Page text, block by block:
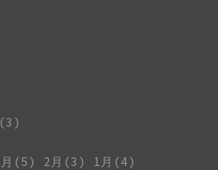
(5) 2月(3)
1月(4)